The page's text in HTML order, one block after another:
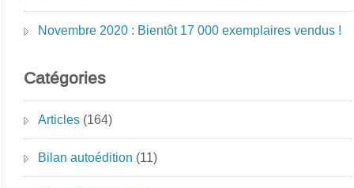
Novembre 2020 : Bientôt 17 000 exemplaires vendus !
Catégories
Articles (164)
Bilan autoédition (11)